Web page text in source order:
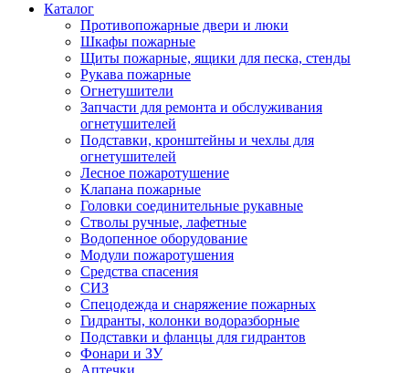
Каталог
Противопожарные двери и люки
Шкафы пожарные
Щиты пожарные, ящики для песка, стенды
Рукава пожарные
Огнетушители
Запчасти для ремонта и обслуживания
огнетушителей
Подставки, кронштейны и чехлы для
огнетушителей
Лесное пожаротушение
Клапана пожарные
Головки соединительные рукавные
Стволы ручные, лафетные
Водопенное оборудование
Модули пожаротушения
Средства спасения
СИЗ
Спецодежда и снаряжение пожарных
Гидранты, колонки водоразборные
Подставки и фланцы для гидрантов
Фонари и ЗУ
Аптечки